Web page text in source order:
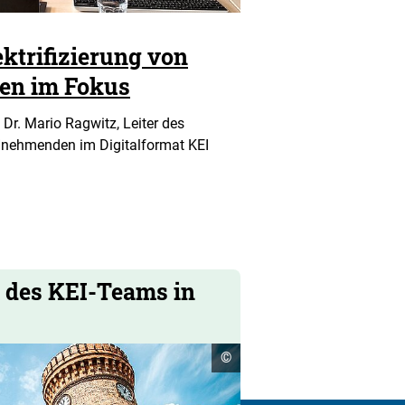
von
im Fokus
Mario Ragwitz, Leiter des
im Digitalformat KEI
KEI-Teams in
Copyright
Informationen
öffnen
©